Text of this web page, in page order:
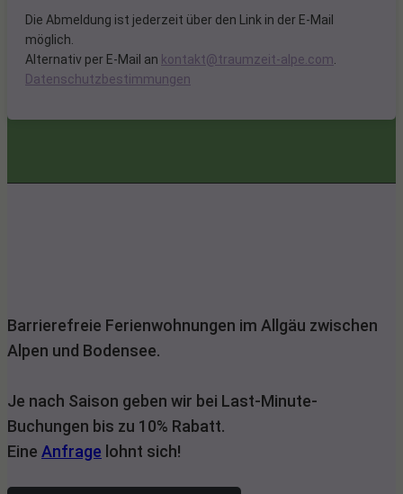
Die Abmeldung ist jederzeit über den Link in der E-Mail
möglich.
Alternativ per E-Mail an kontakt@traumzeit-alpe.com.
Datenschutzbestimmungen
Barrierefreie Ferienwohnungen im Allgäu zwischen
Alpen und Bodensee.
Je nach Saison geben wir bei Last-Minute-
Buchungen bis zu 10% Rabatt.
Eine Anfrage lohnt sich!